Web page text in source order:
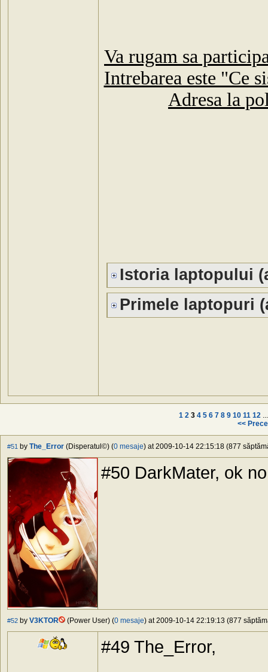
Va rugam sa
Intrebarea este "Ce
Adresa la
Istoria laptopului
Primele laptopuri
1 2 3 4 5 6 7 8 9 10 11 12
<<
#51 by The_Error (Disperatul©) (0 mesaje) at 2009-10-14 22:15:18 (877
#50 DarkMater, ok
#52 by V3KTOR (Power User) (0 mesaje) at 2009-10-14 22:19:13 (877
#49 The_Error,